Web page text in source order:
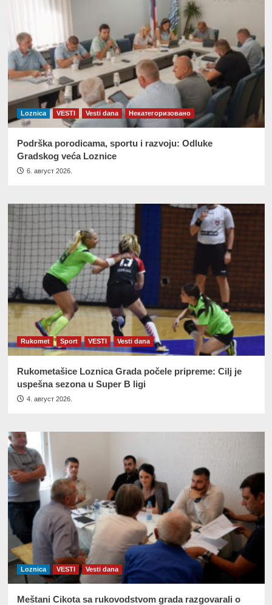
Loznica VESTI Vesti dana Некатегоризовано
Podrška porodicama, sportu i razvoju: Odluke
Gradskog veća Loznice
6. август 2026.
Rukomet Sport VESTI Vesti dana
Rukometašice Loznica Grada počele pripreme: Cilj je
uspešna sezona u Super B ligi
4. август 2026.
Loznica VESTI Vesti dana
Meštani Cikota sa rukovodstvom grada razgovarali o